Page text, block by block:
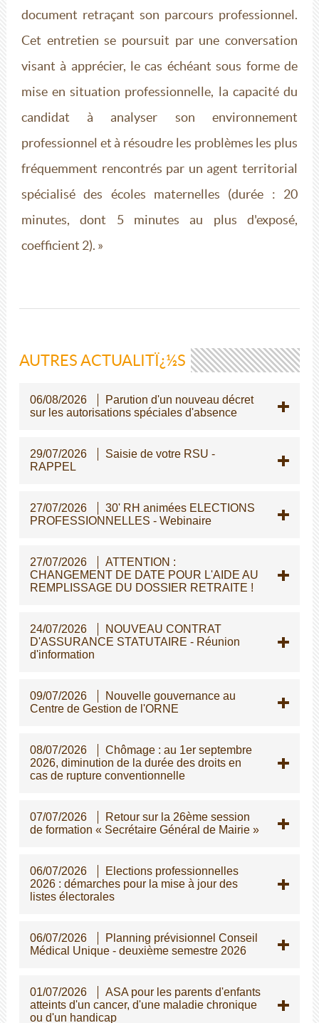
document retraçant son parcours professionnel.
Cet entretien se poursuit par une conversation
visant à apprécier, le cas échéant sous forme de
mise en situation professionnelle, la capacité du
candidat à analyser son environnement
professionnel et à résoudre les problèmes les plus
fréquemment rencontrés par un agent territorial
spécialisé des écoles maternelles (durée : 20
minutes, dont 5 minutes au plus d'exposé,
coefficient 2). »
AUTRES ACTUALITÏ¿½S
06/08/2026
Parution d'un nouveau décret
sur les autorisations spéciales d'absence
29/07/2026
Saisie de votre RSU -
RAPPEL
27/07/2026
30' RH animées ELECTIONS
PROFESSIONNELLES - Webinaire
27/07/2026
ATTENTION :
CHANGEMENT DE DATE POUR L'AIDE AU
REMPLISSAGE DU DOSSIER RETRAITE !
24/07/2026
NOUVEAU CONTRAT
D'ASSURANCE STATUTAIRE - Réunion
d'information
09/07/2026
Nouvelle gouvernance au
Centre de Gestion de l'ORNE
08/07/2026
Chômage : au 1er septembre
2026, diminution de la durée des droits en
cas de rupture conventionnelle
07/07/2026
Retour sur la 26ème session
de formation « Secrétaire Général de Mairie »
06/07/2026
Elections professionnelles
2026 : démarches pour la mise à jour des
listes électorales
06/07/2026
Planning prévisionnel Conseil
Médical Unique - deuxième semestre 2026
01/07/2026
ASA pour les parents d'enfants
atteints d'un cancer, d'une maladie chronique
ou d'un handicap